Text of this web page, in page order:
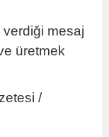
mesaj
üretmek
/